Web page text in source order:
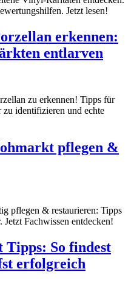
Jetzt lesen!
erkennen:
entlarven
zu erkennen! Tipps für
identifizieren und echte
pflegen &
pflegen & restaurieren: Tipps
Fachwissen entdecken!
So findest
erfolgreich